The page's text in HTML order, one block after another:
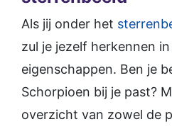
Als jij onder het
zul je jezelf herkennen
eigenschappen. Ben je
Schorpioen bij je past?
overzicht van zowel de